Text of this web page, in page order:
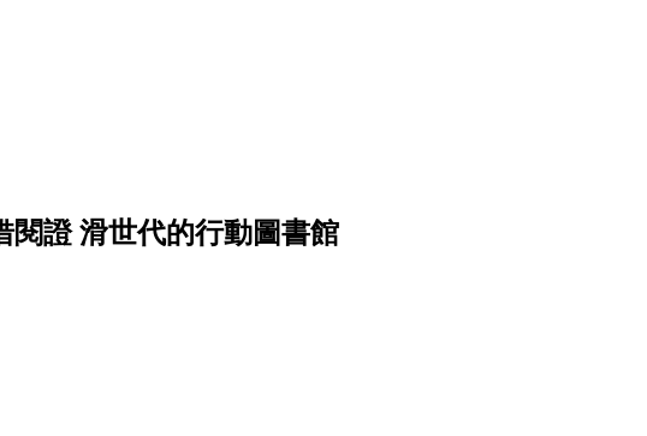
證 滑世代的行動圖書館